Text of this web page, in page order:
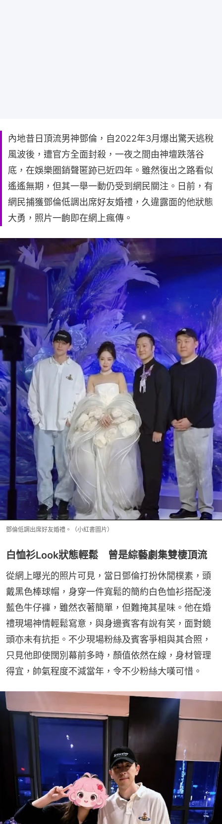
內地昔日頂流男神鄧倫，自2022年3月爆出驚天逃稅
風波後，遭官方全面封殺，一夜之間由神壇跌落谷
底，在娛樂圈銷聲匿跡已近四年。雖然復出之路看似
遙遙無期，但其一舉一動仍受到網民關注。日前，有
網民捕獲鄧倫低調出席好友婚禮，久違露面的他狀態
大勇，照片一齣即在網上瘋傳。
鄧倫低調出席好友婚禮。（小紅書圖片）
白恤衫Look狀態輕鬆 曾是綜藝劇集雙棲頂流
從網上曝光的照片可見，當日鄧倫打扮休閒樸素，頭
戴黑色棒球帽，身穿一件寬鬆的簡約白色恤衫搭配淺
藍色牛仔褲，雖然衣著簡單，但難掩其星味。他在婚
禮現場神情輕鬆寫意，與身邊賓客有說有笑，面對鏡
頭亦未有抗拒。不少現場粉絲及賓客爭相與其合照，
只見他即使闊別幕前多時，顏值依然在線，身材管理
得宜，帥氣程度不減當年，令不少粉絲大嘆可惜。